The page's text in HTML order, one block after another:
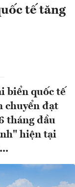
tế tăng
biển quốc tế
chuyển đạt
tháng đầu
hiện tại